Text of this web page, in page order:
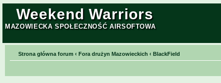
Weekend Warriors
MAZOWIECKA SPOŁECZNOŚĆ AIRSOFTOWA
Strona główna forum ‹ Fora drużyn Mazowieckich ‹ BlackField